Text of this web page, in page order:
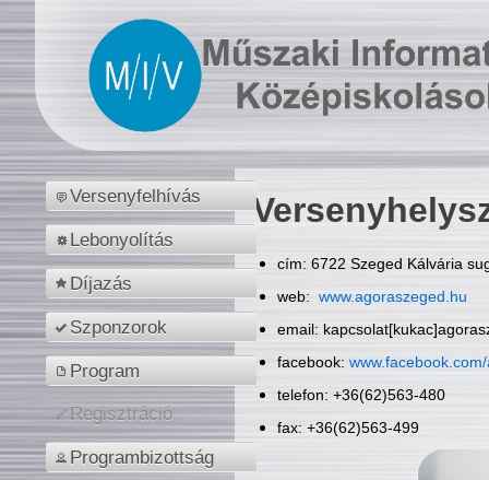
Versenyfelhívás
Lebonyolítás
Díjazás
Szponzorok
Program
Regisztráció
Programbizottság
cím: 6722 Szeged Kálvária
web: www.agoraszeged.hu
email:
facebook:
telefon: +36(62)563-480
fax: +36(62)563-499